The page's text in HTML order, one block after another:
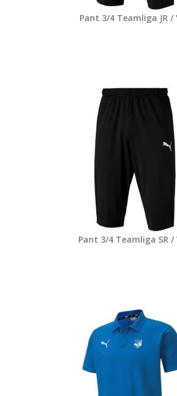
Pant 3/4 Teamliga JR /
Pant 3/4 Teamliga SR /